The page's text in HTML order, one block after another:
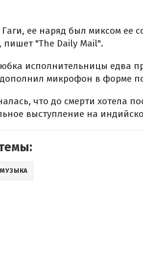
ее наряд был миксом ее
пишет "The Daily Mail".
юбка исполнительницы едва
дополнил микрофон в форме
что до смерти хотела
выступление на
МУЗЫКА